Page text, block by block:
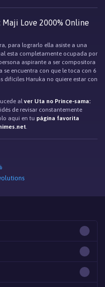
Love 2000% Online
para lograrlo ella asiste a una
esta completamente ocupada por
aspirante a ser compositora
se encuentra con que le toca con 6
difíciles Haruka no quiere estar con
alver Uta no Prince-sama:
de revisar constantemente
aqui en tu página favorita
.